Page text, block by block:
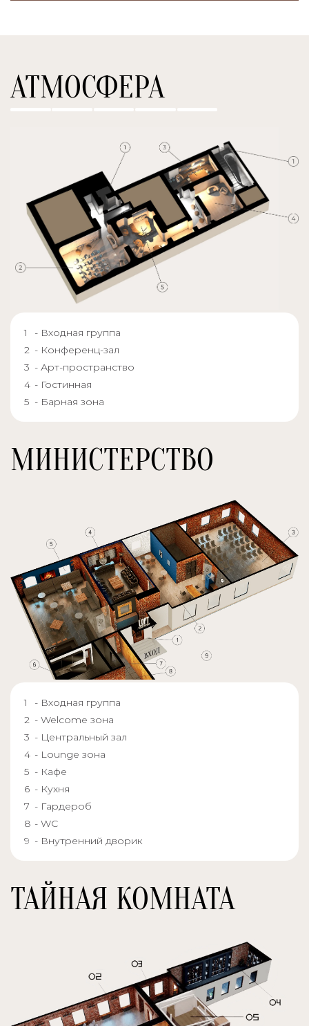
АТМОСФЕРА
- Входная группа
- Конференц-зал
- Арт-пространство
- Гостинная
- Барная зона
МИНИСТЕРСТВО
- Входная группа
- Welcome зона
- Центральный зал
- Lounge зона
- Кафе
- Кухня
- Гардероб
- WC
- Внутренний дворик
ТАЙНАЯ КОМНАТА